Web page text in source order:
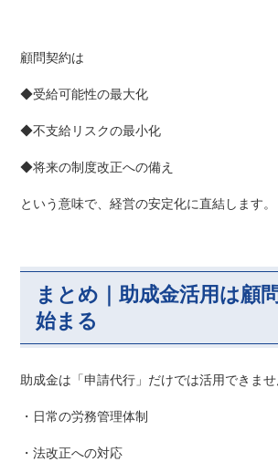
顧問契約は
◆受給可能性の最大化
◆不支給リスクの最小化
◆将来の制度改正への備え
という意味で、経営の安定化に直結します。
まとめ｜助成金活用は顧
始まる
助成金は「申請代行」だけでは活用できませ
・日常の労務管理体制
・法改正への対応